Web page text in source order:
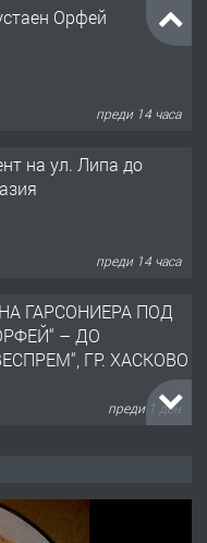
Орфей
преди 14 часа
на ул. Липа до
преди 14 часа
ГАРСОНИЕРА ПОД
– ДО
ГР. ХАСКОВО
преди 1 ден
ЦЕНТЪРА НА ГР.